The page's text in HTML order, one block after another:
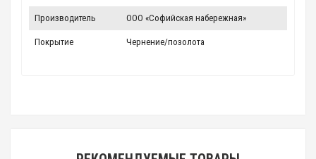
Производитель ООО «Софийская набережная»
Покрытие Чернение/позолота